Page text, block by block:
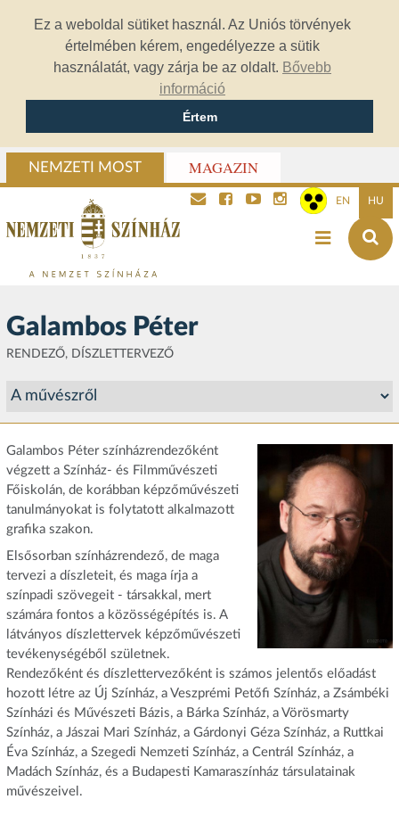
Ez a weboldal sütiket használ. Az Uniós törvények
értelmében kérem, engedélyezze a sütik
használatát, vagy zárja be az oldalt. Bővebb
információ
Értem
NEMZETI MOST MAGAZIN
EN HU
Galambos Péter
RENDEZŐ, DÍSZLETTERVEZŐ
Galambos Péter színházrendezőként
végzett a Színház- és Filmművészeti
Főiskolán, de korábban képzőművészeti
tanulmányokat is folytatott alkalmazott
grafika szakon.
Elsősorban színházrendező, de maga
tervezi a díszleteit, és maga írja a
színpadi szövegeit - társakkal, mert
számára fontos a közösségépítés is. A
látványos díszlettervek képzőművészeti
tevékenységéből születnek.
Rendezőként és díszlettervezőként is számos jelentős előadást
hozott létre az Új Színház, a Veszprémi Petőfi Színház, a Zsámbéki
Színházi és Művészeti Bázis, a Bárka Színház, a Vörösmarty
Színház, a Jászai Mari Színház, a Gárdonyi Géza Színház, a Ruttkai
Éva Színház, a Szegedi Nemzeti Színház, a Centrál Színház, a
Madách Színház, és a Budapesti Kamaraszínház társulatainak
művészeivel.